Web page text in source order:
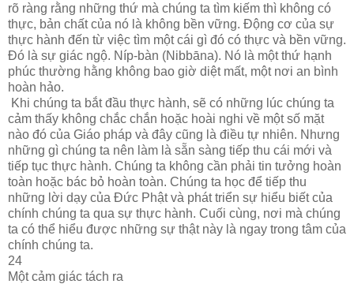
rõ ràng rằng những thứ mà chúng ta tìm kiếm thì không có
thực, bản chất của nó là không bền vững. Động cơ của sự
thực hành đến từ việc tìm một cái gì đó có thực và bền vững.
Đó là sự giác ngộ. Níp-bàn (Nibbāna). Nó là một thứ hạnh
phúc thường hằng không bao giờ diệt mất, một nơi an bình
hoàn hảo.
Khi chúng ta bắt đầu thực hành, sẽ có những lúc chúng ta
cảm thấy không chắc chắn hoặc hoài nghi về một số mặt
nào đó của Giáo pháp và đây cũng là điều tự nhiên. Nhưng
những gì chúng ta nên làm là sẵn sàng tiếp thu cái mới và
tiếp tục thực hành. Chúng ta không cần phải tin tưởng hoàn
toàn hoặc bác bỏ hoàn toàn. Chúng ta học để tiếp thu
những lời dạy của Đức Phật và phát triển sự hiểu biết của
chính chúng ta qua sự thực hành. Cuối cùng, nơi mà chúng
ta có thể hiểu được những sự thật này là ngay trong tâm của
chính chúng ta.
24
Một cảm giác tách ra